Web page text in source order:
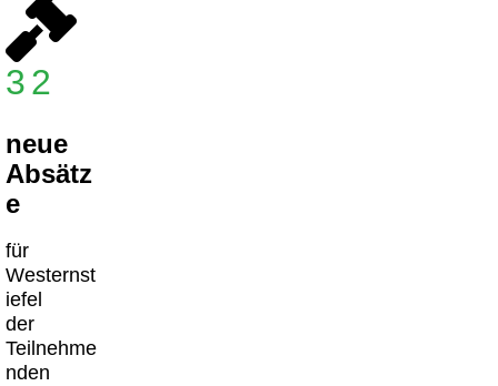
32
neue
Absätz
e
für
Westernst
iefel
der
Teilnehme
nden